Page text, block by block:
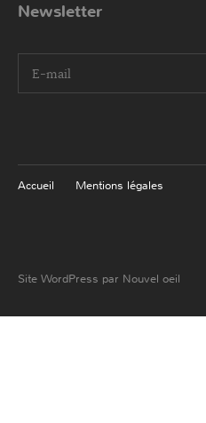
Newsletter
I agree terms and conditions.*
Accueil Mentions légales
Site WordPress par Nouvel oeil